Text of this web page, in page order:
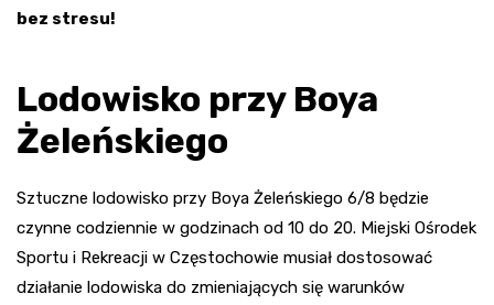
bez stresu!
Lodowisko przy Boya
Żeleńskiego
Sztuczne lodowisko przy Boya Żeleńskiego 6/8 będzie
czynne codziennie w godzinach od 10 do 20. Miejski Ośrodek
Sportu i Rekreacji w Częstochowie musiał dostosować
działanie lodowiska do zmieniających się warunków